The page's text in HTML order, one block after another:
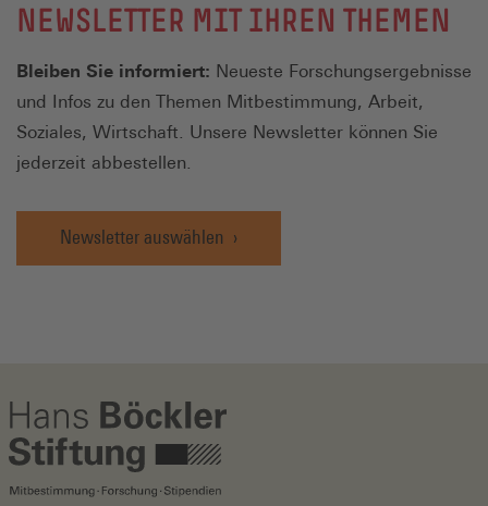
NEWSLETTER MIT IHREN THEMEN
Bleiben Sie informiert: Neueste Forschungsergebnisse
und Infos zu den Themen Mitbestimmung, Arbeit,
Soziales, Wirtschaft. Unsere Newsletter können Sie
jederzeit abbestellen.
Newsletter auswählen